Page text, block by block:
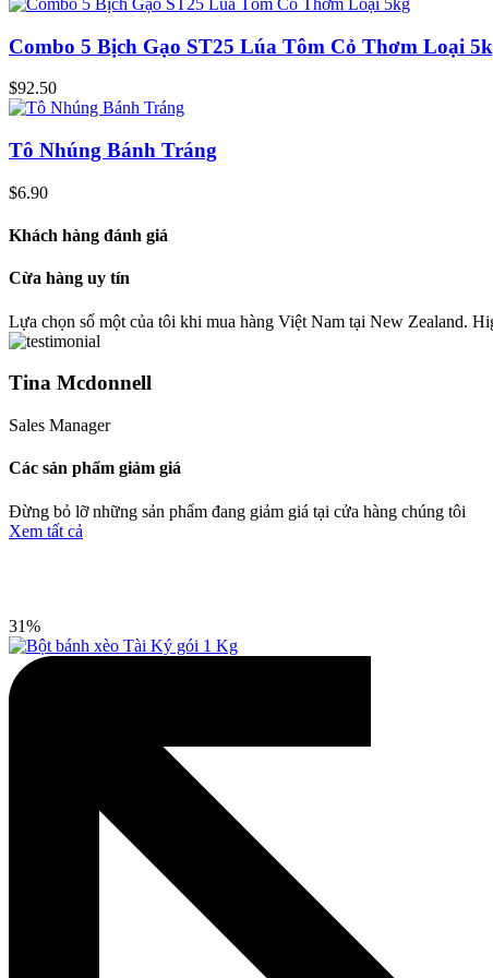
Combo 5 Bịch Gạo ST25 Lúa Tôm Cỏ Thơm Loại
$92.50
Tô Nhúng Bánh Tráng
$6.90
Khách hàng đánh giá
Cừa hàng uy tín
Lựa chọn số một của tôi khi mua hàng Việt Nam tại New Zealand.
Tina Mcdonnell
Sales Manager
Các sản phẩm giảm giá
Đừng bỏ lỡ những sản phẩm đang giảm giá tại cửa hàng chúng tôi
Xem tất cả
31%